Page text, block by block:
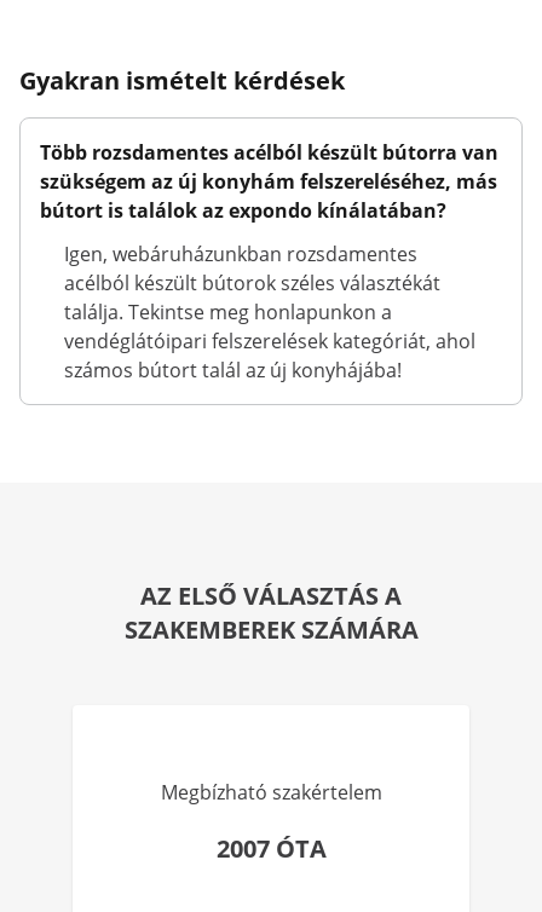
Gyakran ismételt kérdések
Több rozsdamentes acélból készült bútorra van
szükségem az új konyhám felszereléséhez, más
bútort is találok az expondo kínálatában?
Igen, webáruházunkban rozsdamentes
acélból készült bútorok széles választékát
találja. Tekintse meg honlapunkon a
vendéglátóipari felszerelések kategóriát, ahol
számos bútort talál az új konyhájába!
AZ ELSŐ VÁLASZTÁS A
SZAKEMBEREK SZÁMÁRA
Megbízható szakértelem
2007 ÓTA